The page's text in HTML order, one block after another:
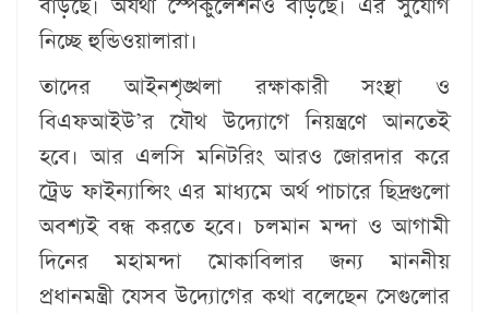
বাড়ছে। অযথা স্পেকুলেশনও বাড়ছে। এর সুযোগ
নিচ্ছে হুন্ডিওয়ালারা।
তাদের আইনশৃঙ্খলা রক্ষাকারী সংস্থা ও
বিএফআইউ’র যৌথ উদ্যোগে নিয়ন্ত্রণে আনতেই
হবে। আর এলসি মনিটরিং আরও জোরদার করে
ট্রেড ফাইন্যান্সিং এর মাধ্যমে অর্থ পাচারে ছিদ্রগুলো
অবশ্যই বন্ধ করতে হবে। চলমান মন্দা ও আগামী
দিনের মহামন্দা মোকাবিলার জন্য মাননীয়
প্রধানমন্ত্রী যেসব উদ্যোগের কথা বলেছেন সেগুলোর